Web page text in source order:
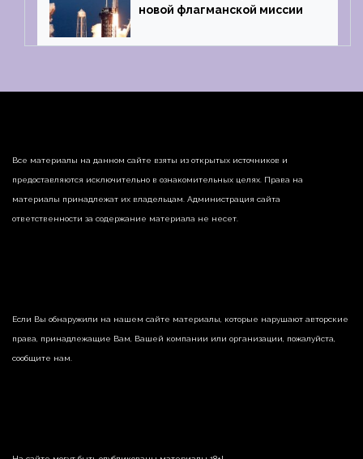
новой флагманской миссии
Все материалы на данном сайте взяты из открытых источников и
предоставляются исключительно в ознакомительных целях. Права на
материалы принадлежат их владельцам. Администрация сайта
ответственности за содержание материала не несет.
Если Вы обнаружили на нашем сайте материалы, которые нарушают авторские
права, принадлежащие Вам, Вашей компании или организации, пожалуйста,
сообщите нам.